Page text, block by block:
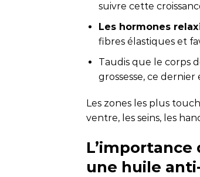
suivre cette
Les hormones
fibres élastiques et
Taudis que le corps
grossesse, ce dernier
Les zones les plus
ventre, les seins, les
une huile